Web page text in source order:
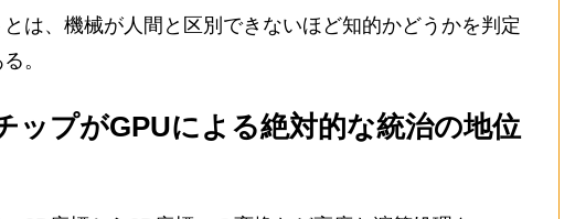
は、機械が人間と区別できないほど知的かどうかを判定
。
ップがGPUによる絶対的な統治の地位